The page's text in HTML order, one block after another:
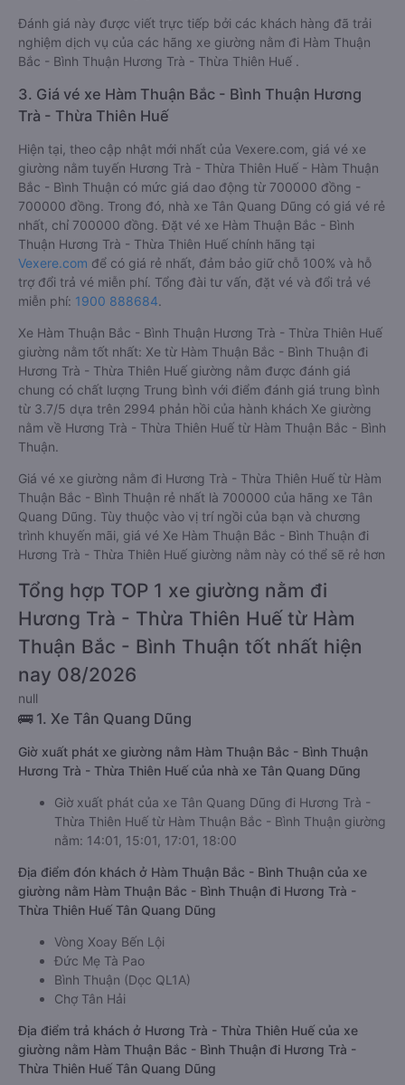
Đánh giá này được viết trực tiếp bởi các khách hàng đã trải
nghiệm dịch vụ của các hãng xe giường nằm đi Hàm Thuận
Bắc - Bình Thuận Hương Trà - Thừa Thiên Huế .
3. Giá vé xe Hàm Thuận Bắc - Bình Thuận Hương
Trà - Thừa Thiên Huế
Hiện tại, theo cập nhật mới nhất của Vexere.com, giá vé xe
giường nằm tuyến Hương Trà - Thừa Thiên Huế - Hàm Thuận
Bắc - Bình Thuận có mức giá dao động từ 700000 đồng -
700000 đồng. Trong đó, nhà xe Tân Quang Dũng có giá vé rẻ
nhất, chỉ 700000 đồng. Đặt vé xe Hàm Thuận Bắc - Bình
Thuận Hương Trà - Thừa Thiên Huế chính hãng tại
Vexere.com để có giá rẻ nhất, đảm bảo giữ chỗ 100% và hỗ
trợ đổi trả vé miễn phí. Tổng đài tư vấn, đặt vé và đổi trả vé
miễn phí: 1900 888684.
Xe Hàm Thuận Bắc - Bình Thuận Hương Trà - Thừa Thiên Huế
giường nằm tốt nhất: Xe từ Hàm Thuận Bắc - Bình Thuận đi
Hương Trà - Thừa Thiên Huế giường nằm được đánh giá
chung có chất lượng Trung bình với điểm đánh giá trung bình
từ 3.7/5 dựa trên 2994 phản hồi của hành khách Xe giường
nằm về Hương Trà - Thừa Thiên Huế từ Hàm Thuận Bắc - Bình
Thuận.
Giá vé xe giường nằm đi Hương Trà - Thừa Thiên Huế từ Hàm
Thuận Bắc - Bình Thuận rẻ nhất là 700000 của hãng xe Tân
Quang Dũng. Tùy thuộc vào vị trí ngồi của bạn và chương
trình khuyến mãi, giá vé Xe Hàm Thuận Bắc - Bình Thuận đi
Hương Trà - Thừa Thiên Huế giường nằm này có thể sẽ rẻ hơn
Tổng hợp TOP 1 xe giường nằm đi
Hương Trà - Thừa Thiên Huế từ Hàm
Thuận Bắc - Bình Thuận tốt nhất hiện
nay 08/2026
null
🚌 1. Xe Tân Quang Dũng
Giờ xuất phát xe giường nằm Hàm Thuận Bắc - Bình Thuận
Hương Trà - Thừa Thiên Huế của nhà xe Tân Quang Dũng
Giờ xuất phát của xe Tân Quang Dũng đi Hương Trà -
Thừa Thiên Huế từ Hàm Thuận Bắc - Bình Thuận giường
nằm: 14:01, 15:01, 17:01, 18:00
Địa điểm đón khách ở Hàm Thuận Bắc - Bình Thuận của xe
giường nằm Hàm Thuận Bắc - Bình Thuận đi Hương Trà -
Thừa Thiên Huế Tân Quang Dũng
Vòng Xoay Bến Lội
Đức Mẹ Tà Pao
Bình Thuận (Dọc QL1A)
Chợ Tân Hải
Địa điểm trả khách ở Hương Trà - Thừa Thiên Huế của xe
giường nằm Hàm Thuận Bắc - Bình Thuận đi Hương Trà -
Thừa Thiên Huế Tân Quang Dũng